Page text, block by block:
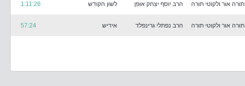
תורה אור ולקוטי תורה הרב יוסף יצחק אופן לשון הקודש 1:11:26
תורה אור ולקוטי תורה הרב נפתלי גרינפלד אידיש 57:24